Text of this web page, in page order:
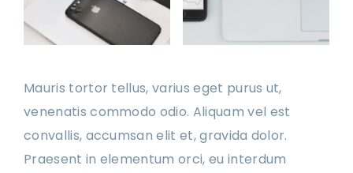
Mauris tortor tellus, varius eget purus ut,
venenatis commodo odio. Aliquam vel est
convallis, accumsan elit et, gravida dolor.
Praesent in elementum orci, eu interdum